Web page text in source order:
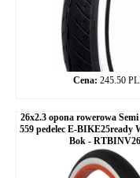
Cena: 245.50
26x2.3 opona rowerowa
559 pedelec E-BIKE25ready
Bok -